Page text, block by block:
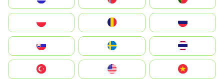
United States